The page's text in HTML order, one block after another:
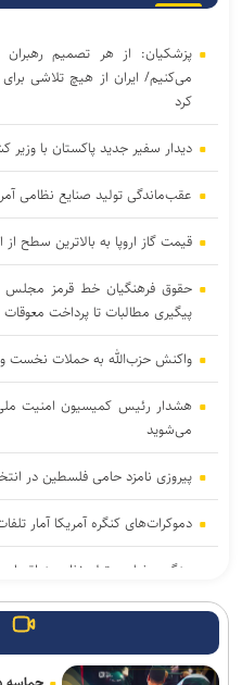
پزشکیان: از هر تصمیم
می‌کنیم/ ایران از هیچ تلاشی
کرد
دیدار سفیر جدید پاکستان با وزیر
عقب‌ماندگی تولید صنایع نظامی
قیمت گاز اروپا به بالاترین سطح از ابتدای
حقوق فرهنگیان خط قرمز
پیگیری مطالبات تا پرداخت معوقات
واکنش حزب‌الله به حملات نخست‌
هشدار رئیس کمیسیون امنیت ملی
می‌شوید
پیروزی نامزد حامی فلسطین در
دموکرات‌های کنگره آمریکا آمار
جنگ رمضان و تولد نظم منطقه ای
یمن: هشتمین نفتکش سعودی را
سی‌بی‌اس: آمریکا بخش عمده